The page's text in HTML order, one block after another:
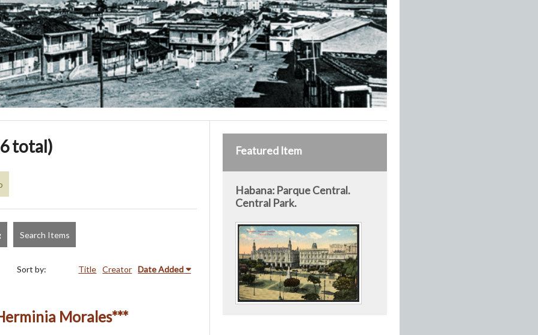
total)
Search Items
Sort by: Title Creator Date Added
Morales***
Featured Item
Habana: Parque Central.
Central Park.